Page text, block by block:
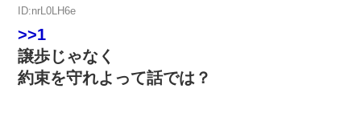
ID:nrL0LH6e
>>1
譲歩じゃなく
約束を守れよって話では？